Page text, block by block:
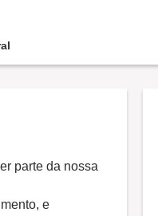
parte da nossa
e